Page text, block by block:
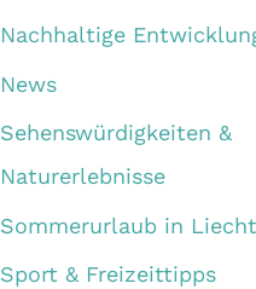
Nachhaltige
News
Sehenswürdigkeiten &
Naturerlebnisse
Sommerurlaub in
Sport & Freizeittipps